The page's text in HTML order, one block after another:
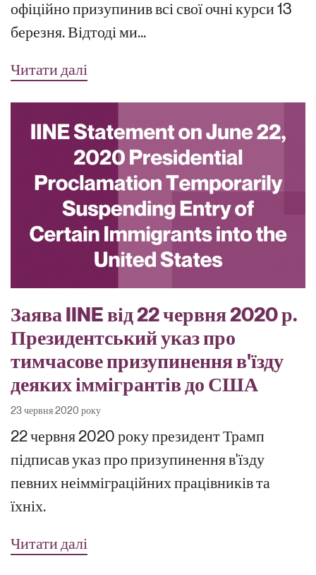
офіційно призупинив всі свої очні курси 13
березня. Відтоді ми...
Читати далі
Заява IINE від 22 червня 2020 р.
Президентський указ про
тимчасове призупинення в'їзду
деяких іммігрантів до США
23 червня 2020 року
22 червня 2020 року президент Трамп
підписав указ про призупинення в'їзду
певних неімміграційних працівників та
їхніх.
Читати далі